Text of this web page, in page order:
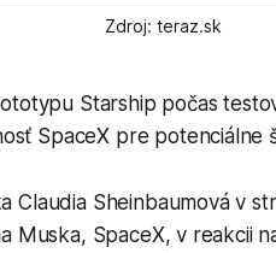
Zdroj: teraz.sk
Starship počas
SpaceX pre
Claudia Sheinbaumová v
Muska, SpaceX, v reakcii